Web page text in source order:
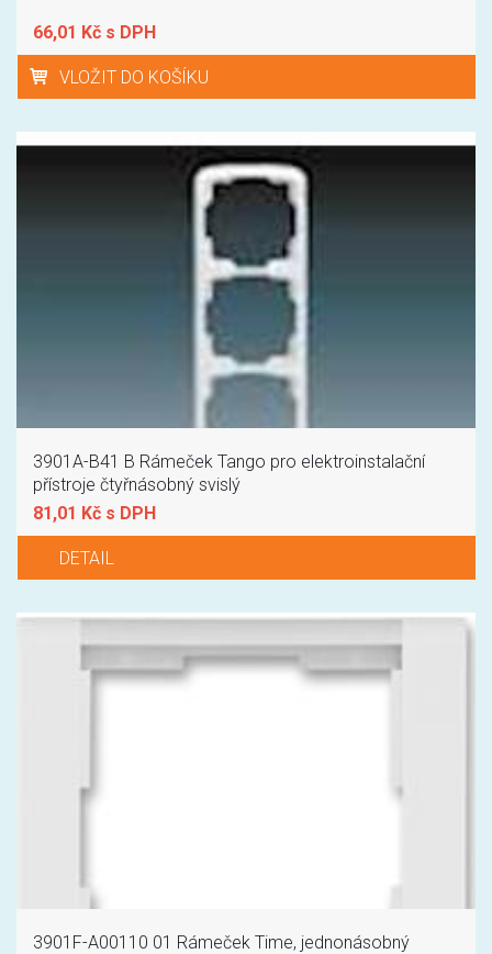
66,01 Kč s DPH
VLOŽIT DO KOŠÍKU
3901A-B41 B Rámeček Tango pro elektroinstalační
přístroje čtyřnásobný svislý
81,01 Kč s DPH
DETAIL
3901F-A00110 01 Rámeček Time, jednonásobný